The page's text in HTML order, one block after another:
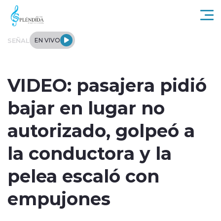
Click acá para ir directamente al contenido
SEÑAL EN VIVO
Tendencias
Internacional
Entrevistas
Deportes
VIDEO: pasajera pidió
bajar en lugar no
autorizado, golpeó a
la conductora y la
pelea escaló con
empujones